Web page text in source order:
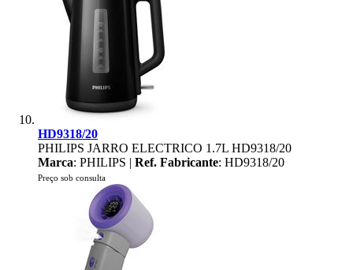
HD9318/20
PHILIPS JARRO ELECTRICO 1.7L HD9318/20
Marca: PHILIPS | Ref. Fabricante: HD9318/20
Preço sob consulta